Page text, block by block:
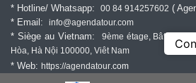
* Hotline/ Whatsapp: 00 84 914257602 (
* Email: info@agendatour.com
* Siège au Vietnam: 9ème étage, Bâtiment
Hòa, Hà Nội 100000, Viêt Nam
* Web: https://agendatour .com